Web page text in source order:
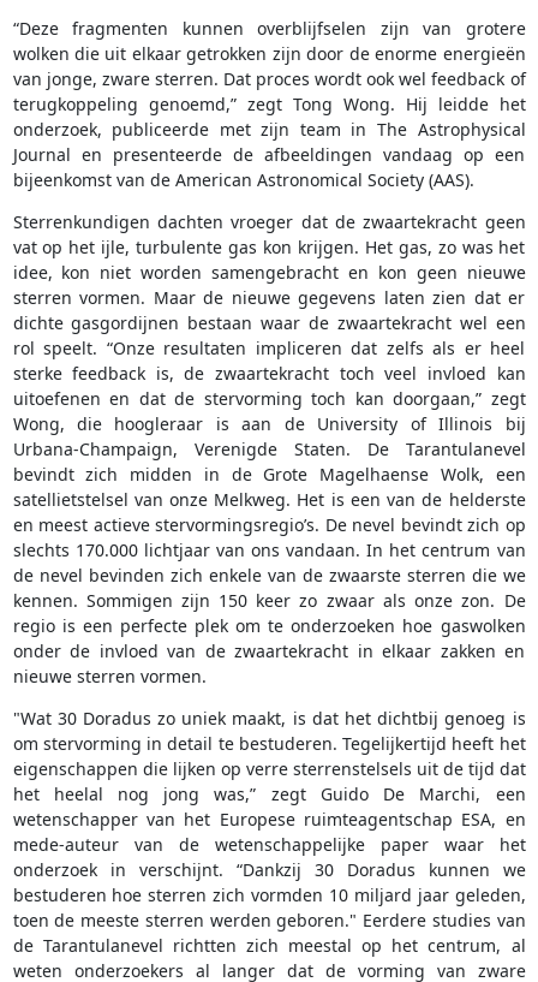
“Deze fragmenten kunnen overblijfselen zijn van grotere
wolken die uit elkaar getrokken zijn door de enorme energieën
van jonge, zware sterren. Dat proces wordt ook wel feedback of
terugkoppeling genoemd,” zegt Tong Wong. Hij leidde het
onderzoek, publiceerde met zijn team in The Astrophysical
Journal en presenteerde de afbeeldingen vandaag op een
bijeenkomst van de American Astronomical Society (AAS).
Sterrenkundigen dachten vroeger dat de zwaartekracht geen
vat op het ijle, turbulente gas kon krijgen. Het gas, zo was het
idee, kon niet worden samengebracht en kon geen nieuwe
sterren vormen. Maar de nieuwe gegevens laten zien dat er
dichte gasgordijnen bestaan waar de zwaartekracht wel een
rol speelt. “Onze resultaten impliceren dat zelfs als er heel
sterke feedback is, de zwaartekracht toch veel invloed kan
uitoefenen en dat de stervorming toch kan doorgaan,” zegt
Wong, die hoogleraar is aan de University of Illinois bij
Urbana-Champaign, Verenigde Staten. De Tarantulanevel
bevindt zich midden in de Grote Magelhaense Wolk, een
satellietstelsel van onze Melkweg. Het is een van de helderste
en meest actieve stervormingsregio’s. De nevel bevindt zich op
slechts 170.000 lichtjaar van ons vandaan. In het centrum van
de nevel bevinden zich enkele van de zwaarste sterren die we
kennen. Sommigen zijn 150 keer zo zwaar als onze zon. De
regio is een perfecte plek om te onderzoeken hoe gaswolken
onder de invloed van de zwaartekracht in elkaar zakken en
nieuwe sterren vormen.
"Wat 30 Doradus zo uniek maakt, is dat het dichtbij genoeg is
om stervorming in detail te bestuderen. Tegelijkertijd heeft het
eigenschappen die lijken op verre sterrenstelsels uit de tijd dat
het heelal nog jong was,” zegt Guido De Marchi, een
wetenschapper van het Europese ruimteagentschap ESA, en
mede-auteur van de wetenschappelijke paper waar het
onderzoek in verschijnt. “Dankzij 30 Doradus kunnen we
bestuderen hoe sterren zich vormden 10 miljard jaar geleden,
toen de meeste sterren werden geboren." Eerdere studies van
de Tarantulanevel richtten zich meestal op het centrum, al
weten onderzoekers al langer dat de vorming van zware